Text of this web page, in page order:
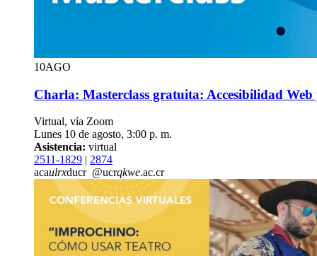
10AGO
Charla: Masterclass gratuita: Accesibilidad Web
Virtual, vía Zoom
Lunes 10 de agosto, 3:00 p. m.
Asistencia: virtual
2511-1829 | 2874
acaulrxducr @ucrqkwe.ac.cr